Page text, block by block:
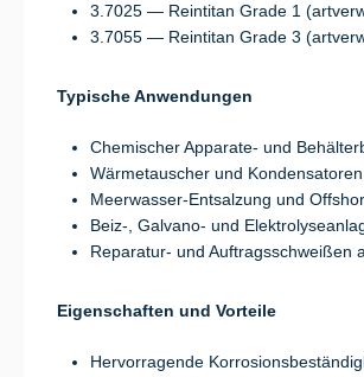
3.7025 — Reintitan Grade 1
3.7055 — Reintitan Grade 3
Typische Anwendungen
Chemischer Apparate- und
Wärmetauscher und Kondensatoren
Meerwasser-Entsalzung und
Beiz-, Galvano- und
Reparatur- und Auftragsschweißen
Eigenschaften und Vorteile
Hervorragende